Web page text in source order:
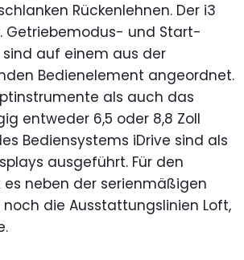
Rückenlehnen. Der i3
Getriebemodus- und Start-
auf einem aus der
Bedienelement angeordnet.
als auch das
entweder 6,5 oder 8,8 Zoll
Bediensystems iDrive sind als
ausgeführt. Für den
neben der serienmäßigen
die Ausstattungslinien Loft,